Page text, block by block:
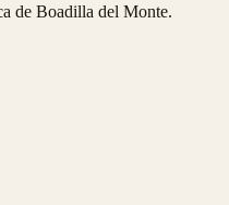
de Boadilla del Monte.